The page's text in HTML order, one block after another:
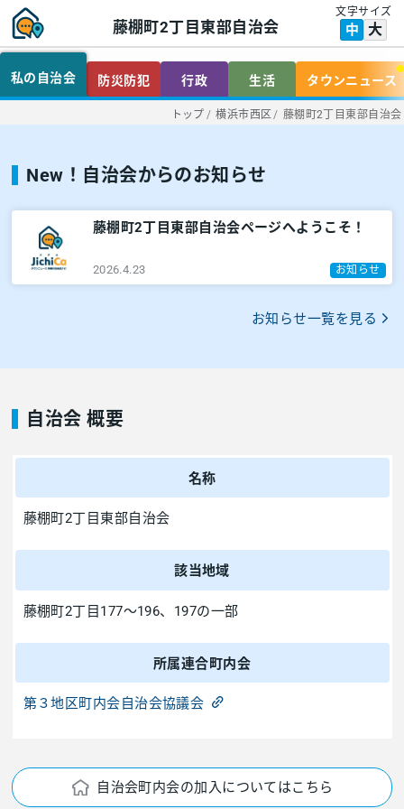
藤棚町2丁目東部自治会
文字サイズ
中 大
私の自治会 防災防犯 行政 生活 タウンニュース
トップ / 横浜市西区 / 藤棚町2丁目東部自治会
New！自治会からのお知らせ
藤棚町2丁目東部自治会ページへようこそ！
2026.4.23 お知らせ
お知らせ一覧を見る
自治会 概要
名称
藤棚町2丁目東部自治会
該当地域
藤棚町2丁目177～196、197の一部
所属連合町内会
第３地区町内会自治会協議会
自治会町内会の加入についてはこちら